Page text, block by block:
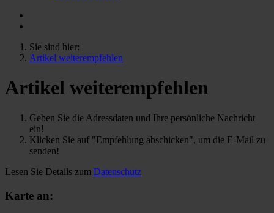
Sie sind hier:
Artikel weiterempfehlen
Artikel weiterempfehlen
Geben Sie die Adressdaten und Ihre persönliche Nachricht
ein!
Klicken Sie auf "Empfehlung abschicken", um die E-Mail zu
senden!
Lesen Sie Details zum Datenschutz
Karte an: